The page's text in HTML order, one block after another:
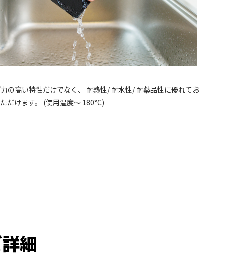
の高い特性だけでなく、 耐熱性/ 耐水性/ 耐薬品性に優れてお
だけます。 (使用温度～ 180°C)
細